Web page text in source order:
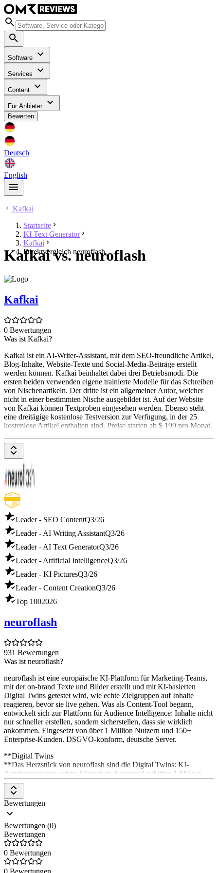
Software
Services
Content
Für Anbieter
Bewerten
Deutsch
English
Kafkai
Startseite
KI Text Generator
Kafkai
Direktvergleich neuroflash
Kafkai vs. neuroflash
Kafkai
0 Bewertungen
Was ist Kafkai?
Kafkai ist ein AI-Writer-Assistant, mit dem SEO-freundliche Artikel,
Blog-Inhalte, Website-Texte und Social-Media-Beiträge erstellt
werden können. Kafkai beinhaltet dabei drei Betriebsmodi. Die
ersten beiden verwenden eigene trainierte Modelle für das Schreiben
von Nischenartikeln. Der dritte ist ein allgemeiner Autor, welcher
nicht in einer bestimmten Nische ausgebildet ist. Auf der Website
von Kafkai können Textproben eingesehen werden. Ebenso steht
eine dreitägige kostenlose Testversion zur Verfügung, in der 25
kostenlose Artikel enthalten sind. Preise starten ab $ 199 pro Monat.
Leader - SEO ContentQ3/26
Leader - AI Writing AssistantQ3/26
Leader - AI Text GeneratorQ3/26
Leader - Artificial IntelligenceQ3/26
Leader - KI PicturesQ3/26
Leader - Content CreationQ3/26
Top 1002026
neuroflash
931 Bewertungen
Was ist neuroflash?
neuroflash ist eine europäische KI-Plattform für Marketing-Teams,
mit der on-brand Texte und Bilder erstellt und mit KI-basierten
Digital Twins getestet wird, wie echte Zielgruppen auf Inhalte
reagieren, bevor sie live gehen. Was als Content-Tool begann,
entwickelt sich zur Plattform für Audience Intelligence: Inhalte nicht
nur schneller erstellen, sondern sicherstellen, dass sie wirklich
ankommen. Eingesetzt von über 1 Million Nutzern und 150+
Enterprise-Kunden. DSGVO-konform, deutsche Server.
**Digital Twins
**Das Herzstück von neuroflash sind die Digital Twins: KI-
Repräsentationen echter Menschen, basierend auf über 1 Million
verifizierten Profilen aus realen Befragungen. Statt wochenlang auf
Marktforschung zu warten, befragst du sie direkt zu Kampagnen,
Headlines oder Strategien und bekommst Feedback aus Sicht deiner
Zielgruppe mit 85 bis 98 Prozent Vorhersagegenauigkeit. Validiert
durch 80+ akademische Studien, im Einsatz bei Fortune-500-
Marken.
Brand Hub
Im Brand Hub bestimmst du, wie deine Texte klingen. Stelle sicher,
dass dein Content auf deine Marke optimiert ist, indem du eine
Bewertungen
Bewertungen (0)
Bewertungen
0 Bewertungen
0 Bewertungen